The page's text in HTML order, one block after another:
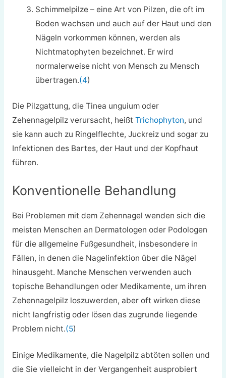
Schimmelpilze – eine Art von Pilzen, die oft im
Boden wachsen und auch auf der Haut und den
Nägeln vorkommen können, werden als
Nichtmatophyten bezeichnet. Er wird
normalerweise nicht von Mensch zu Mensch
übertragen.(4)
Die Pilzgattung, die Tinea unguium oder
Zehennagelpilz verursacht, heißt Trichophyton, und
sie kann auch zu Ringelflechte, Juckreiz und sogar zu
Infektionen des Bartes, der Haut und der Kopfhaut
führen.
Konventionelle Behandlung
Bei Problemen mit dem Zehennagel wenden sich die
meisten Menschen an Dermatologen oder Podologen
für die allgemeine Fußgesundheit, insbesondere in
Fällen, in denen die Nagelinfektion über die Nägel
hinausgeht. Manche Menschen verwenden auch
topische Behandlungen oder Medikamente, um ihren
Zehennagelpilz loszuwerden, aber oft wirken diese
nicht langfristig oder lösen das zugrunde liegende
Problem nicht.(5)
Einige Medikamente, die Nagelpilz abtöten sollen und
die Sie vielleicht in der Vergangenheit ausprobiert